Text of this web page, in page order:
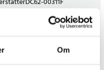
Om
:39 kr.Tidligere